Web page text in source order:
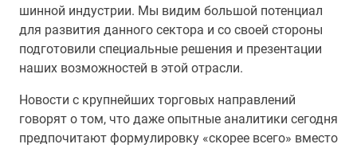
шинной индустрии. Мы видим большой потенциал
для развития данного сектора и со своей стороны
подготовили специальные решения и презентации
наших возможностей в этой отрасли.
Новости с крупнейших торговых направлений
говорят о том, что даже опытные аналитики сегодня
предпочитают формулировку «скорее всего» вместо